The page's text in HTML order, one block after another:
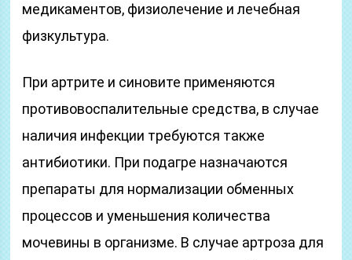
медикаментов, физиолечение и лечебная
физкультура.
При артрите и синовите применяются
противовоспалительные средства, в случае
наличия инфекции требуются также
антибиотики. При подагре назначаются
препараты для нормализации обменных
процессов и уменьшения количества
мочевины в организме. В случае артроза для